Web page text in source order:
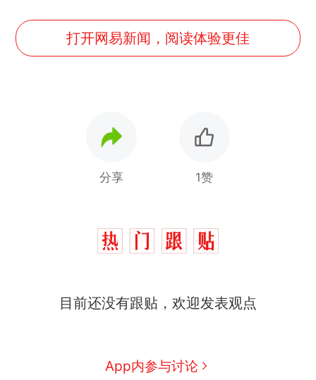
打开网易新闻，阅读体验更佳
分享 1赞
目前还没有跟贴，欢迎发表观点
App内参与讨论
热
那个在床头放菜刀的女孩，
交5060元才肯搬上楼！女子傻
空调24小时开着反而更省电？